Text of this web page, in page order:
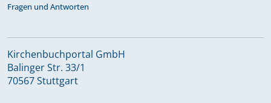
Fragen und Antworten
Kirchenbuchportal GmbH
Balinger Str. 33/1
70567 Stuttgart